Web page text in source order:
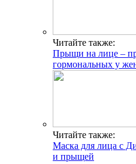
Читайте также:
Прыщи на лице –
гормональных у
Читайте также:
Маска для лица с
и прыщей